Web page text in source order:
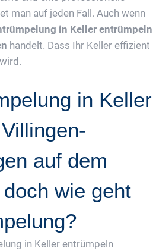
man auf jeden Fall. Auch wenn
in Keller entrümpeln
handelt. Dass Ihr Keller effizient
in Keller
auf dem
wie geht
in Keller entrümpeln